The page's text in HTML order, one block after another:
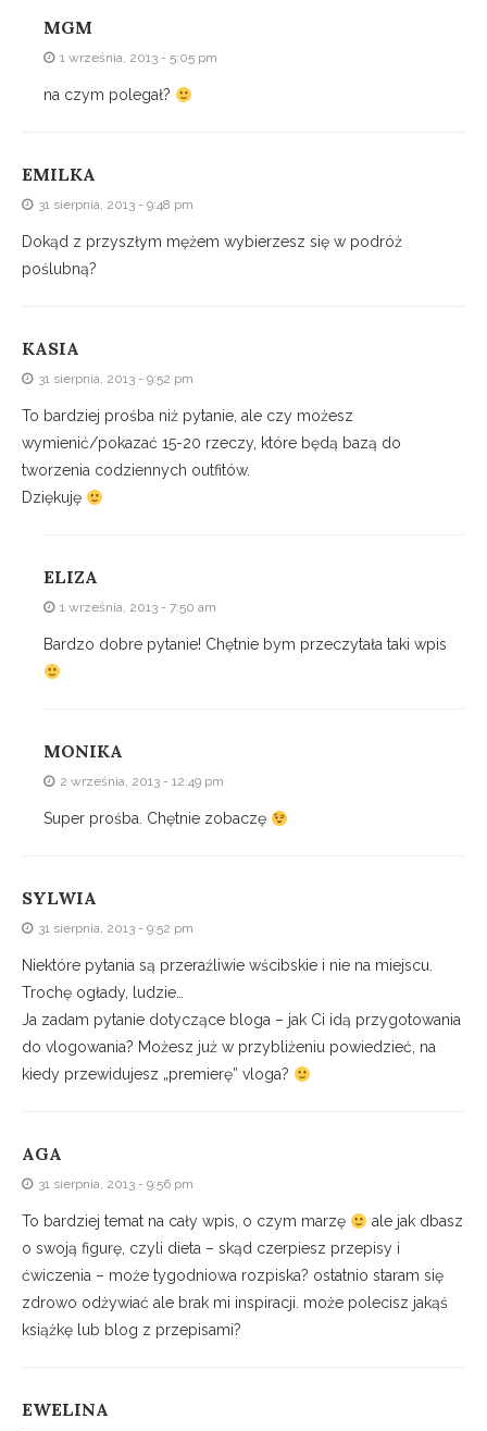
MGM
1 września, 2013 - 5:05 pm
na czym polegał?
EMILKA
31 sierpnia, 2013 - 9:48 pm
Dokąd z przyszłym mężem wybierzesz się w podróż
poślubną?
KASIA
31 sierpnia, 2013 - 9:52 pm
To bardziej prośba niż pytanie, ale czy możesz
wymienić/pokazać 15-20 rzeczy, które będą bazą do
tworzenia codziennych outfitów.
Dziękuję
ELIZA
1 września, 2013 - 7:50 am
Bardzo dobre pytanie! Chętnie bym przeczytała taki wpis
MONIKA
2 września, 2013 - 12:49 pm
Super prośba. Chętnie zobaczę
SYLWIA
31 sierpnia, 2013 - 9:52 pm
Niektóre pytania są przeraźliwie wścibskie i nie na miejscu.
Trochę ogłady, ludzie…
Ja zadam pytanie dotyczące bloga – jak Ci idą przygotowania
do vlogowania? Możesz już w przybliżeniu powiedzieć, na
kiedy przewidujesz „premierę” vloga?
AGA
31 sierpnia, 2013 - 9:56 pm
To bardziej temat na cały wpis, o czym marzę
ale jak dbasz
o swoją figurę, czyli dieta – skąd czerpiesz przepisy i
ćwiczenia – może tygodniowa rozpiska? ostatnio staram się
zdrowo odżywiać ale brak mi inspiracji. może polecisz jakąś
książkę lub blog z przepisami?
EWELINA